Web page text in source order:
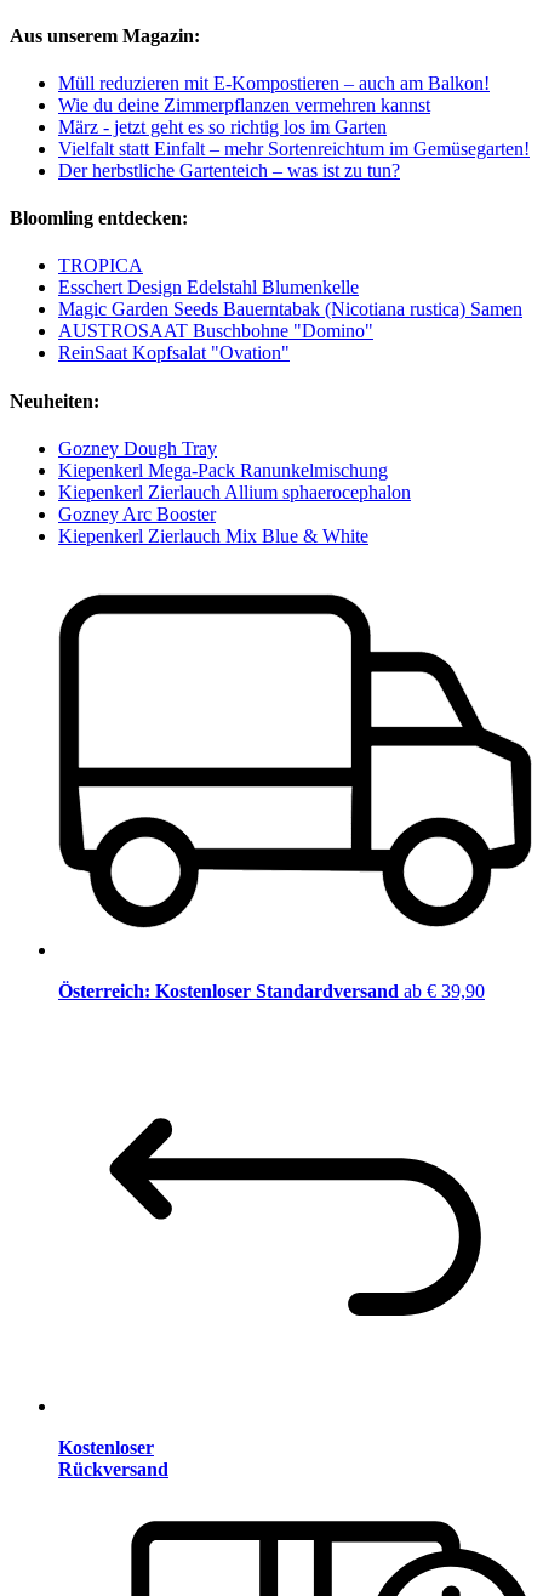
Aus unserem Magazin:
Müll reduzieren mit E-Kompostieren – auch am Balkon!
Wie du deine Zimmerpflanzen vermehren kannst
März - jetzt geht es so richtig los im Garten
Vielfalt statt Einfalt – mehr Sortenreichtum im Gemüsegarten!
Der herbstliche Gartenteich – was ist zu tun?
Bloomling entdecken:
TROPICA
Esschert Design Edelstahl Blumenkelle
Magic Garden Seeds Bauerntabak (Nicotiana rustica) Samen
AUSTROSAAT Buschbohne "Domino"
ReinSaat Kopfsalat "Ovation"
Neuheiten:
Gozney Dough Tray
Kiepenkerl Mega-Pack Ranunkelmischung
Kiepenkerl Zierlauch Allium sphaerocephalon
Gozney Arc Booster
Kiepenkerl Zierlauch Mix Blue & White
Österreich: Kostenloser Standardversand ab € 39,90
Kostenloser
Rückversand